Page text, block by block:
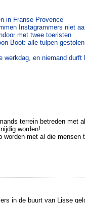
in Franse Provence
Instagrammers niet
met twee toeristen
Boot: alle tulpen
werkdag, en niemand
terrein betreden met
worden!
worden met al die mensen
in de buurt van Lisse